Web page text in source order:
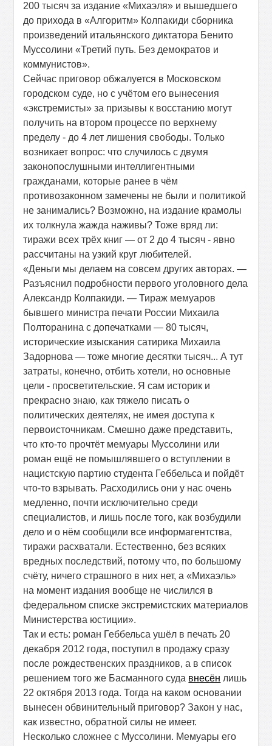
200 тысяч за издание «Михаэля» и вышедшего
до прихода в «Алгоритм» Колпакиди сборника
произведений итальянского диктатора Бенито
Муссолини «Третий путь. Без демократов и
коммунистов».
Сейчас приговор обжалуется в Московском
городском суде, но с учётом его вынесения
«экстремисты» за призывы к восстанию могут
получить на втором процессе по верхнему
пределу - до 4 лет лишения свободы. Только
возникает вопрос: что случилось с двумя
законопослушными интеллигентными
гражданами, которые ранее в чём
противозаконном замечены не были и политикой
не занимались? Возможно, на издание крамолы
их толкнула жажда наживы? Тоже вряд ли:
тиражи всех трёх книг — от 2 до 4 тысяч - явно
рассчитаны на узкий круг любителей.
«Деньги мы делаем на совсем других авторах. —
Разъяснил подробности первого уголовного дела
Александр Колпакиди. — Тираж мемуаров
бывшего министра печати России Михаила
Полторанина с допечатками — 80 тысяч,
исторические изыскания сатирика Михаила
Задорнова — тоже многие десятки тысяч... А тут
затраты, конечно, отбить хотели, но основные
цели - просветительские. Я сам историк и
прекрасно знаю, как тяжело писать о
политических деятелях, не имея доступа к
первоисточникам. Смешно даже представить,
что кто-то прочтёт мемуары Муссолини или
роман ещё не помышлявшего о вступлении в
нацистскую партию студента Геббельса и пойдёт
что-то взрывать. Расходились они у нас очень
медленно, почти исключительно среди
специалистов, и лишь после того, как возбудили
дело и о нём сообщили все информагентства,
тиражи расхватали. Естественно, без всяких
вредных последствий, потому что, по большому
счёту, ничего страшного в них нет, а «Михаэль»
на момент издания вообще не числился в
федеральном списке экстремистских материалов
Министерства юстиции».
Так и есть: роман Геббельса ушёл в печать 20
декабря 2012 года, поступил в продажу сразу
после рождественских праздников, а в список
решением того же Басманного суда внесён лишь
22 октября 2013 года. Тогда на каком основании
вынесен обвинительный приговор? Закон у нас,
как известно, обратной силы не имеет.
Несколько сложнее с Муссолини. Мемуары его